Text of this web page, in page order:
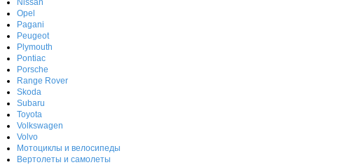
Nissan
Opel
Pagani
Peugeot
Plymouth
Pontiac
Porsche
Range Rover
Skoda
Subaru
Toyota
Volkswagen
Volvo
Мотоциклы и велосипеды
Вертолеты и самолеты